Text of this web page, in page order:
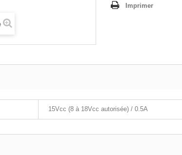
Imprimer
15Vcc (8 à 18Vcc autorisée) / 0.5A